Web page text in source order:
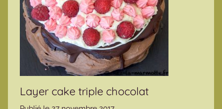
Layer cake triple chocolat